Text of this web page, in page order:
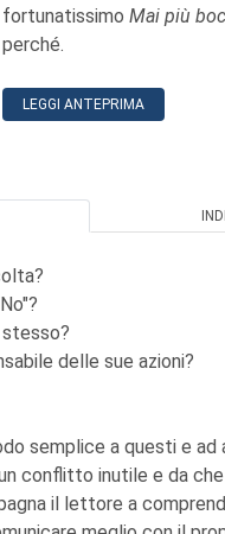
fortunatissimo Mai più
perché.
LEGGI ANTEPRIMA
stesso?
delle sue azioni?
semplice a questi e ad
conflitto inutile e da
il lettore a